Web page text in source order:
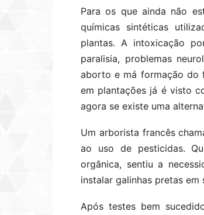
Para os que ainda não
químicas sintéticas
plantas. A intoxicação
paralisia, problemas
aborto e má formação do
em plantações já é visto
agora se existe uma
Um arborista francês
ao uso de pesticidas.
orgânica, sentiu a
instalar galinhas pretas
Após testes bem